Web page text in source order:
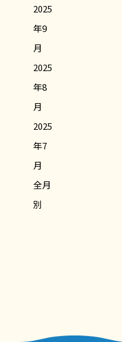
2025
年9
月
2025
年8
月
2025
年7
月
全月
別